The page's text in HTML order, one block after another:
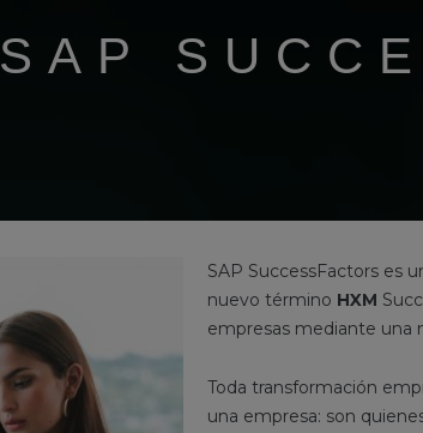
SAP
SAP SuccessFactors es
nuevo término HXM
empresas mediante una
Toda transformación
una empresa: son